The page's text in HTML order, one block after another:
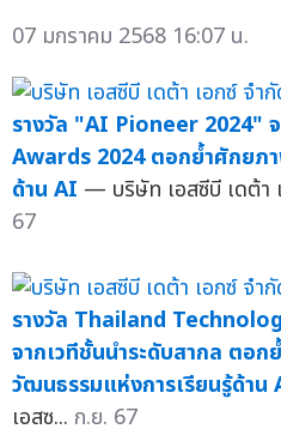
07 มกราคม 2568 16:07 น.
รางวัล "AI Pioneer 2024"
Awards 2024 ตอกย้ำศักยภ
ด้าน AI — บริษัท เอสซีบี เดต้า
67
รางวัล Thailand
จากเวทีชั้นนำระดับสากล ตอก
วัฒนธรรมแห่งการเรียนรู้ด้าน
เอสซ... ก.ย. 67